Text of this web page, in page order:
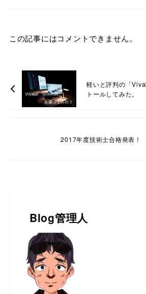
この記事にはコメントできません。
軽いと評判の「
トールしてみた。
2017年度技術士合格発表！
Blog管理人